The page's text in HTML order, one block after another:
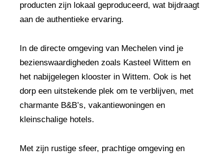
producten zijn lokaal geproduceerd, wat bijdraagt
aan de authentieke ervaring.
In de directe omgeving van Mechelen vind je
bezienswaardigheden zoals Kasteel Wittem en
het nabijgelegen klooster in Wittem. Ook is het
dorp een uitstekende plek om te verblijven, met
charmante B&B’s, vakantiewoningen en
kleinschalige hotels.
Met zijn rustige sfeer, prachtige omgeving en